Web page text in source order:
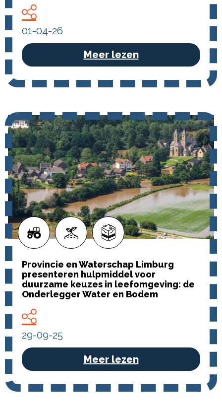
Meer lezen
01-04-26
Provincie en Waterschap Limburg
presenteren hulpmiddel voor
duurzame keuzes in leefomgeving: de
Onderlegger Water en Bodem
Meer lezen
29-09-25